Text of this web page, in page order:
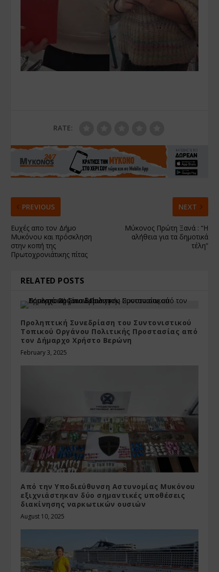
RATE:
PREVIOUS
Ευχές απο τον Δήμο
Μυκόνου και πρόσκληση
στην κοπή της
Πρωτοχρονιάτικης πίτας
NEXT
Μύκονος Πρώτη Ξανά : “Η
αλήθεια για τα δημοτικά
τέλη”
RELATED POSTS
Προληπτική Συνεδρίαση του Συντονιστικού
Τοπικού Οργάνου Πολιτικής Προστασίας από
τον Δήμαρχο Χρήστο Βερώνη
February 3, 2025
Από την Υποδιεύθυνση Αστυνομίας Μυκόνου
εξιχνιάστηκαν δύο σημαντικές υποθέσεις
διακίνησης ναρκωτικών ουσιών
August 10, 2025